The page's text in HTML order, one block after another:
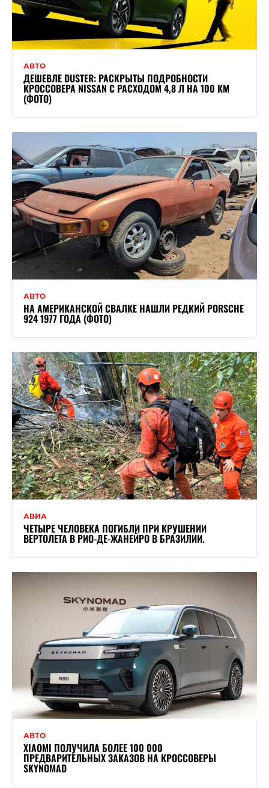
АВТО
ДЕШЕВЛЕ DUSTER: РАСКРЫТЫ ПОДРОБНОСТИ
КРОССОВЕРА NISSAN С РАСХОДОМ 4,8 Л НА 100 КМ
(ФОТО)
АВТО
НА АМЕРИКАНСКОЙ СВАЛКЕ НАШЛИ РЕДКИЙ PORSCHE
924 1977 ГОДА (ФОТО)
АВИА
ЧЕТЫРЕ ЧЕЛОВЕКА ПОГИБЛИ ПРИ КРУШЕНИИ
ВЕРТОЛЕТА В РИО-ДЕ-ЖАНЕЙРО В БРАЗИЛИИ.
АВТО
XIAOMI ПОЛУЧИЛА БОЛЕЕ 100 000
ПРЕДВАРИТЕЛЬНЫХ ЗАКАЗОВ НА КРОССОВЕРЫ
SKYNOMAD